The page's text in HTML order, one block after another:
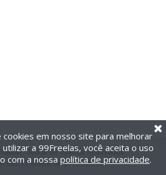
Todos os direitos reservados.
uso| Política de privacidade
em nosso site para melhorar
utilizar a 99Freelas, você aceita o uso
com a nossa política de privacidade.